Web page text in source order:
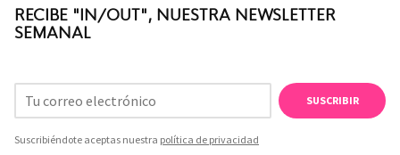
RECIBE "IN/OUT", NUESTRA NEWSLETTER
SEMANAL
SUSCRIBIR
Suscribiéndote aceptas nuestra política de privacidad